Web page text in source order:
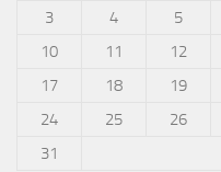
3
4 5
10
11 12
17
18 19
24
25 26
31